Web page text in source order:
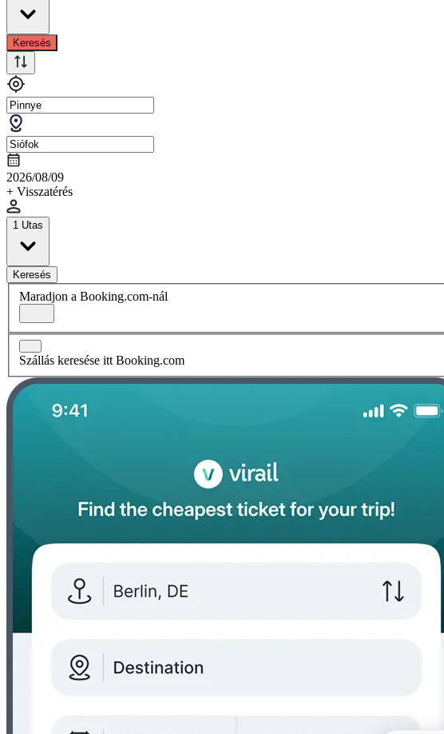
Keresés
2026/08/09
+ Visszatérés
1 Utas
Keresés
Maradjon a Booking.com-nál
Szállás keresése itt Booking.com